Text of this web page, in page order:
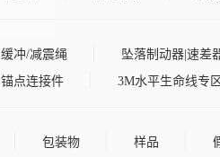
缓冲/减震绳
坠落制动器|速差
锚点连接件 3M水平生命线专
包装物 样品